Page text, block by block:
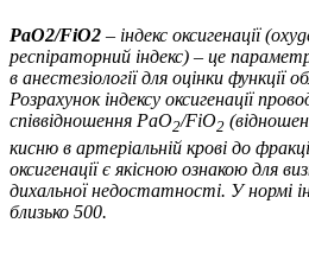
PaO2/FiO2 – індекс оксигенації
респіраторний індекс) – це
в анестезіології для оцінки функції
Розрахунок індексу оксигенації
співвідношення PaO2/FiO2
кисню в артеріальній крові до
оксигенації є якісною ознакою для
дихальної недостатності. У нормі
близько 500.